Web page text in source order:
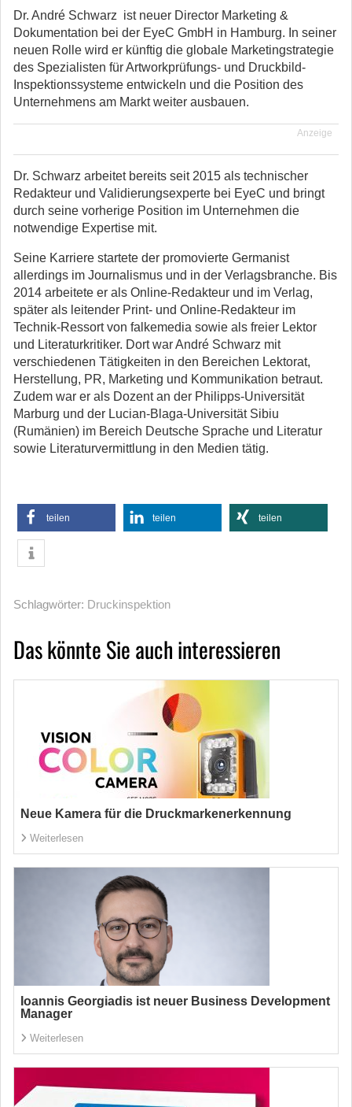
Dr. André Schwarz ist neuer Director Marketing &
Dokumentation bei der EyeC GmbH in Hamburg. In seiner
neuen Rolle wird er künftig die globale Marketingstrategie
des Spezialisten für Artworkprüfungs- und Druckbild-
Inspektionssysteme entwickeln und die Position des
Unternehmens am Markt weiter ausbauen.
Anzeige
Dr. Schwarz arbeitet bereits seit 2015 als technischer
Redakteur und Validierungsexperte bei EyeC und bringt
durch seine vorherige Position im Unternehmen die
notwendige Expertise mit.
Seine Karriere startete der promovierte Germanist
allerdings im Journalismus und in der Verlagsbranche. Bis
2014 arbeitete er als Online-Redakteur und im Verlag,
später als leitender Print- und Online-Redakteur im
Technik-Ressort von falkemedia sowie als freier Lektor
und Literaturkritiker. Dort war André Schwarz mit
verschiedenen Tätigkeiten in den Bereichen Lektorat,
Herstellung, PR, Marketing und Kommunikation betraut.
Zudem war er als Dozent an der Philipps-Universität
Marburg und der Lucian-Blaga-Universität Sibiu
(Rumänien) im Bereich Deutsche Sprache und Literatur
sowie Literaturvermittlung in den Medien tätig.
teilen teilen teilen
Schlagwörter: Druckinspektion
Das könnte Sie auch interessieren
Neue Kamera für die Druckmarkenerkennung
Weiterlesen
Ioannis Georgiadis ist neuer Business Development
Manager
Weiterlesen